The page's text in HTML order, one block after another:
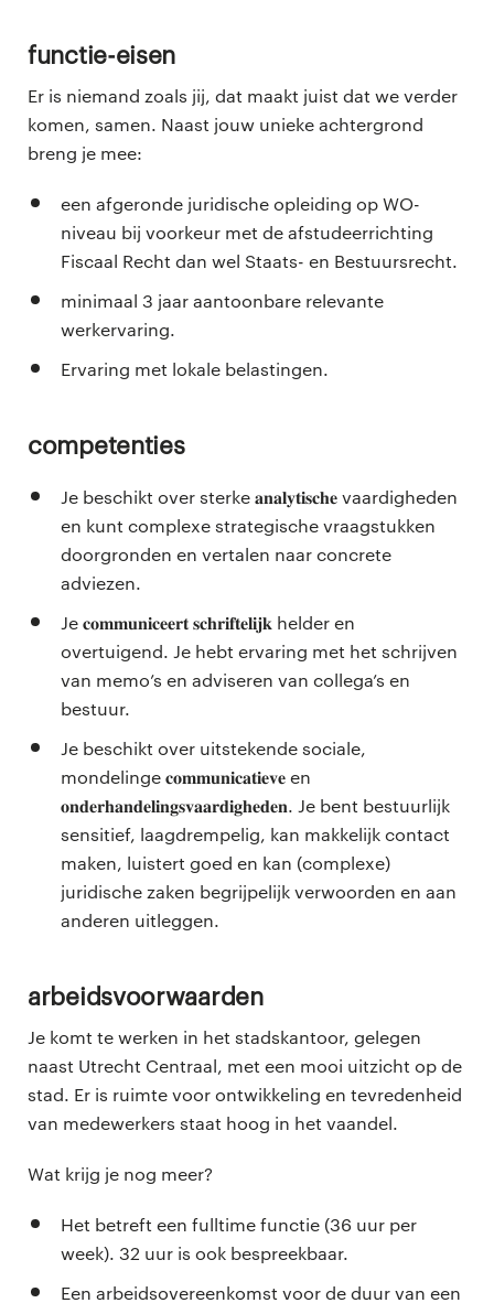
Functie-eisen
Er is niemand zoals jij, dat maakt juist dat we verder
komen, samen. Naast jouw unieke achtergrond
breng je mee:
een afgeronde juridische opleiding op WO-
niveau bij voorkeur met de afstudeerrichting
Fiscaal Recht dan wel Staats- en Bestuursrecht.
minimaal 3 jaar aantoonbare relevante
werkervaring.
Ervaring met lokale belastingen.
Competenties
Je beschikt over sterke 𝐚𝐧𝐚𝐥𝐲𝐭𝐢𝐬𝐜𝐡𝐞 vaardigheden
en kunt complexe strategische vraagstukken
doorgronden en vertalen naar concrete
adviezen.
Je 𝐜𝐨𝐦𝐦𝐮𝐧𝐢𝐜𝐞𝐞𝐫𝐭 𝐬𝐜𝐡𝐫𝐢𝐟𝐭𝐞𝐥𝐢𝐣𝐤 helder en
overtuigend. Je hebt ervaring met het schrijven
van memo’s en adviseren van collega’s en
bestuur.
Je beschikt over uitstekende sociale,
mondelinge 𝐜𝐨𝐦𝐦𝐮𝐧𝐢𝐜𝐚𝐭𝐢𝐞𝐯𝐞 en
𝐨𝐧𝐝𝐞𝐫𝐡𝐚𝐧𝐝𝐞𝐥𝐢𝐧𝐠𝐬𝐯𝐚𝐚𝐫𝐝𝐢𝐠𝐡𝐞𝐝𝐞𝐧. Je bent bestuurlijk
sensitief, laagdrempelig, kan makkelijk contact
maken, luistert goed en kan (complexe)
juridische zaken begrijpelijk verwoorden en aan
anderen uitleggen.
Arbeidsvoorwaarden
Je komt te werken in het stadskantoor, gelegen
naast Utrecht Centraal, met een mooi uitzicht op de
stad. Er is ruimte voor ontwikkeling en tevredenheid
van medewerkers staat hoog in het vaandel.
Wat krijg je nog meer?
Het betreft een fulltime functie (36 uur per
week). 32 uur is ook bespreekbaar.
Een arbeidsovereenkomst voor de duur van een